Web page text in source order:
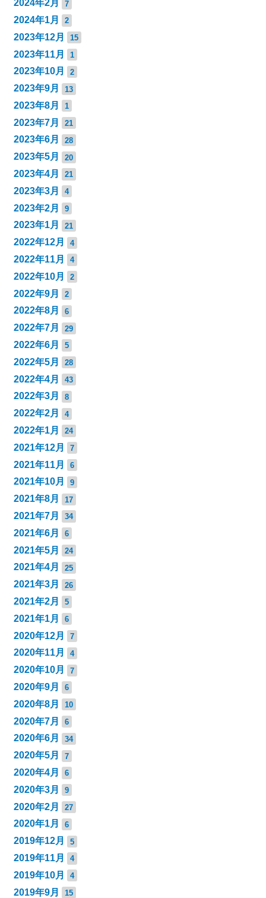
2024年2月 7
2024年1月 2
2023年12月 15
2023年11月 1
2023年10月 2
2023年9月 13
2023年8月 1
2023年7月 21
2023年6月 28
2023年5月 20
2023年4月 21
2023年3月 4
2023年2月 9
2023年1月 21
2022年12月 4
2022年11月 4
2022年10月 2
2022年9月 2
2022年8月 6
2022年7月 29
2022年6月 5
2022年5月 28
2022年4月 43
2022年3月 8
2022年2月 4
2022年1月 24
2021年12月 7
2021年11月 6
2021年10月 9
2021年8月 17
2021年7月 34
2021年6月 6
2021年5月 24
2021年4月 25
2021年3月 26
2021年2月 5
2021年1月 6
2020年12月 7
2020年11月 4
2020年10月 7
2020年9月 6
2020年8月 10
2020年7月 6
2020年6月 34
2020年5月 7
2020年4月 6
2020年3月 9
2020年2月 27
2020年1月 6
2019年12月 5
2019年11月 4
2019年10月 4
2019年9月 15